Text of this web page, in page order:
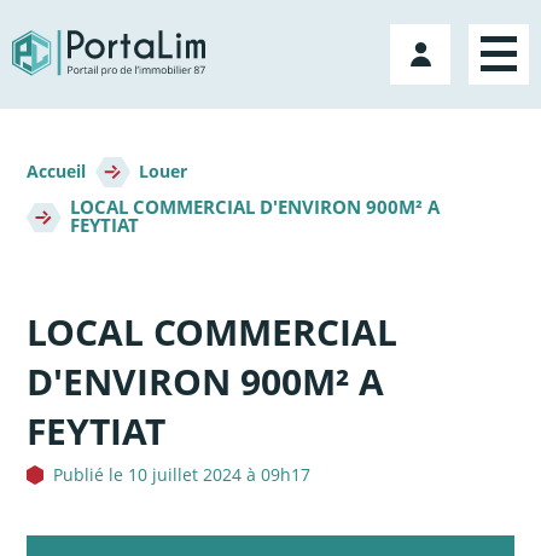
directement
au
contenu
Mon
compte
d'Ariane
Accueil Louer
LOCAL COMMERCIAL D'ENVIRON 900M² A
FEYTIAT
LOCAL COMMERCIAL
D'ENVIRON 900M² A
FEYTIAT
Publié le 10 juillet 2024 à 09h17